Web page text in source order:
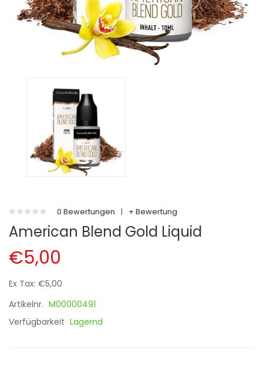
0 Bewertungen | + Bewertung
American Blend Gold Liquid
€5,00
Ex Tax: €5,00
Artikelnr. M00000491
Verfügbarkeit Lagernd